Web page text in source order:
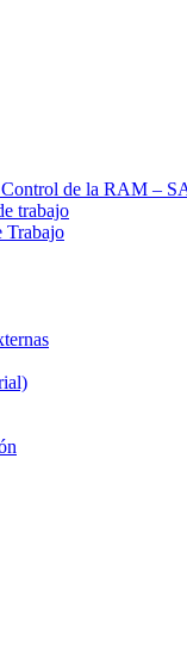
Control de la RAM –
trabajo
Trabajo